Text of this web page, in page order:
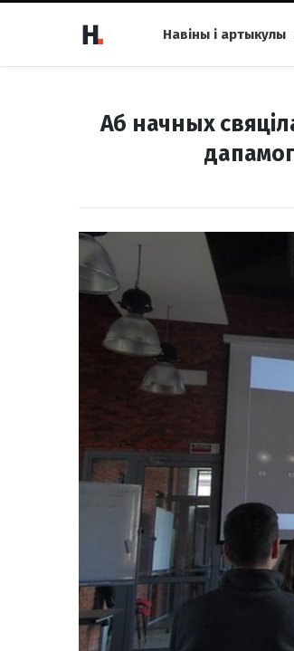
Навіны і артыкулы
Аб начных